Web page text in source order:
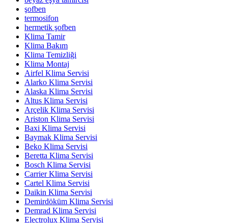
şofben
termosifon
hermetik şofben
Klima Tamir
Klima Bakım
Klima Temizliği
Klima Montaj
Airfel Klima Servisi
Alarko Klima Servisi
Alaska Klima Servisi
Altus Klima Servisi
Arçelik Klima Servisi
Ariston Klima Servisi
Baxi Klima Servisi
Baymak Klima Servisi
Beko Klima Servisi
Beretta Klima Servisi
Bosch Klima Servisi
Carrier Klima Servisi
Cartel Klima Servisi
Daikin Klima Servisi
Demirdöküm Klima Servisi
Demrad Klima Servisi
Electrolux Klima Servisi